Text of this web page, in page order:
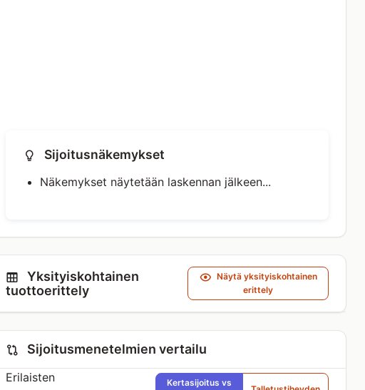
Sijoitusnäkemykset
Näkemykset näytetään laskennan jälkeen...
Yksityiskohtainen
tuottoerittely
erittely
Sijoitusmenetelmien vertailu
Erilaisten
Kertasijoitus vs